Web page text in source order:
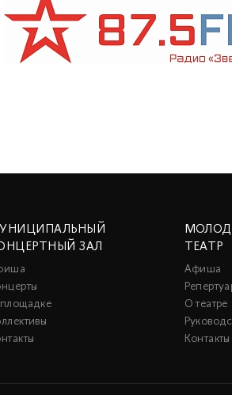
ЗАЛ
ТЕАТР
Афиша
О театре
Контакты